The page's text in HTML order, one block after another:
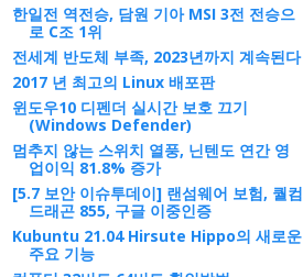
한일전 역전승, 담원 기아 MSI 3전 전승으
로 C조 1위
전세계 반도체 부족, 2023년까지 계속된다
2017 년 최고의 Linux 배포판
윈도우10 디펜더 실시간 보호 끄기
(Windows Defender)
멈추지 않는 스위치 열풍, 닌텐도 연간 영
업이익 81.8% 증가
[5.7 보안 이슈투데이] 랜섬웨어 보험, 퀄컴
드래곤 855, 구글 이중인증
Kubuntu 21.04 Hirsute Hippo의 새로운
주요 기능